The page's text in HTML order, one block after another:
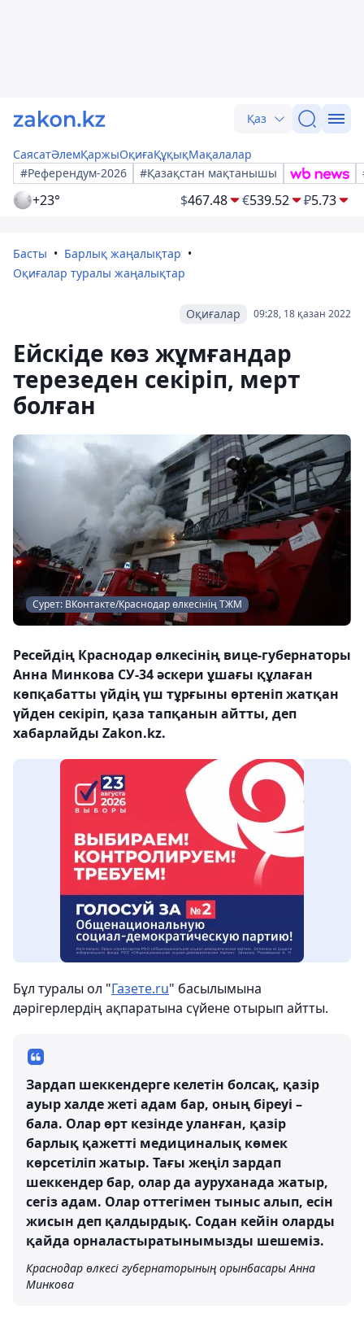
Қаз
СаясатӘлемҚаржыОқиғаҚұқықМақалалар
#Референдум-2026
#Қазақстан мақтанышы
+23° $467.48 €539.52 ₽5.73
Басты
Барлық жаңалықтар
Оқиғалар туралы жаңалықтар
09:28, 18 қазан 2022
Оқиғалар
Ейскіде көз жұмғандар
терезеден секіріп, мерт
болған
Сурет: ВКонтакте/Краснодар өлкесінің ТЖМ
Ресейдің Краснодар өлкесінің вице-губернаторы
Анна Минкова СУ-34 әскери ұшағы құлаған
көпқабатты үйдің үш тұрғыны өртеніп жатқан
үйден секіріп, қаза тапқанын айтты, деп
хабарлайды Zakon.kz.
Бұл туралы ол "Газете.ru" басылымына
дәрігерлердің ақпаратына сүйене отырып айтты.
Зардап шеккендерге келетін болсақ, қазір
ауыр халде жеті адам бар, оның біреуі –
бала. Олар өрт кезінде уланған, қазір
барлық қажетті медициналық көмек
көрсетіліп жатыр. Тағы жеңіл зардап
шеккендер бар, олар да ауруханада жатыр,
сегіз адам. Олар оттегімен тыныс алып, есін
жисын деп қалдырдық. Содан кейін оларды
қайда орналастыратынымызды шешеміз.
Краснодар өлкесі губернаторының орынбасары Анна
Минкова